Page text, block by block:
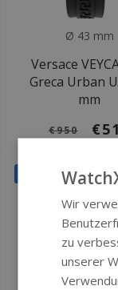
Ø 43 mm
Versace
Greca Urban
mm
€950
Wir
zu
unserer